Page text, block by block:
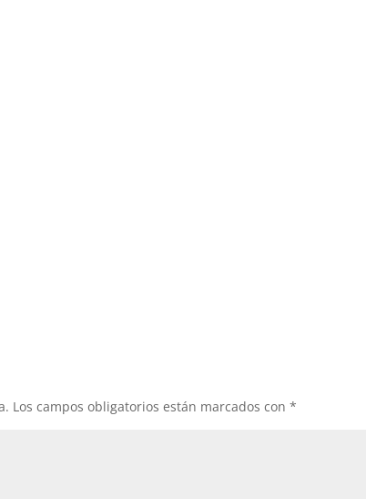
Los campos obligatorios están marcados con*